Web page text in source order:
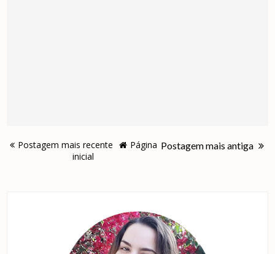
Postagem mais recente Postagem mais antiga
Página
inicial